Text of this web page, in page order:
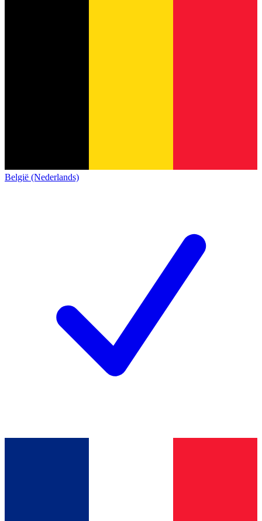
België (Nederlands)